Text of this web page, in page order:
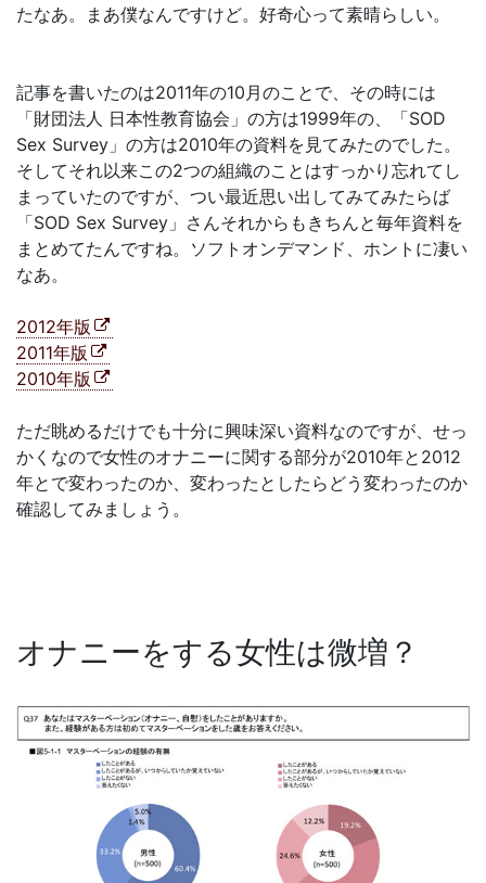
たなあ。まあ僕なんですけど。好奇心って素晴らしい。
記事を書いたのは2011年の10月のことで、その時には
「財団法人 日本性教育協会」の方は1999年の、「SOD
Sex Survey」の方は2010年の資料を見てみたのでした。
そしてそれ以来この2つの組織のことはすっかり忘れてし
まっていたのですが、つい最近思い出してみてみたらば
「SOD Sex Survey」さんそれからもきちんと毎年資料を
まとめてたんですね。ソフトオンデマンド、ホントに凄い
なあ。
2012年版
2011年版
2010年版
ただ眺めるだけでも十分に興味深い資料なのですが、せっ
かくなので女性のオナニーに関する部分が2010年と2012
年とで変わったのか、変わったとしたらどう変わったのか
確認してみましょう。
オナニーをする女性は微増？